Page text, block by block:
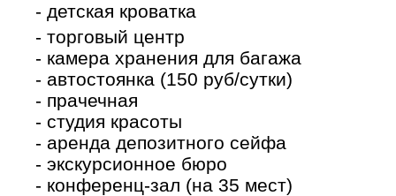
- детская кроватка
- торговый центр
- камера хранения для багажа
- автостоянка (150 руб/сутки)
- прачечная
- студия красоты
- аренда депозитного сейфа
- экскурсионное бюро
- конференц-зал (на 35 мест)